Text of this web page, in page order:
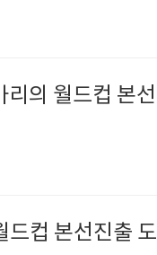
의 월드컵 본
컵 본선진출